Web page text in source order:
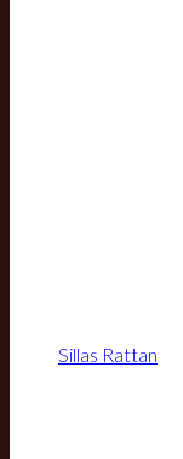
Sillas Rattan